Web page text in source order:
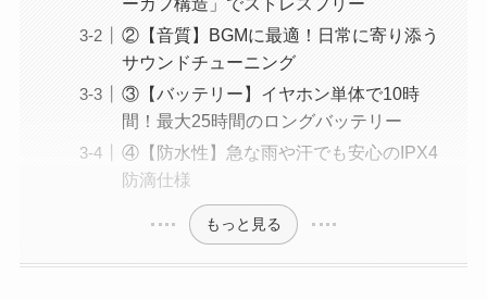
②【音質】BGMに最適！日常に寄り添う
サウンドチューニング
③【バッテリー】イヤホン単体で10時
間！最大25時間のロングバッテリー
④【防水性】急な雨や汗でも安心のIPX4
防滴仕様
もっと見る